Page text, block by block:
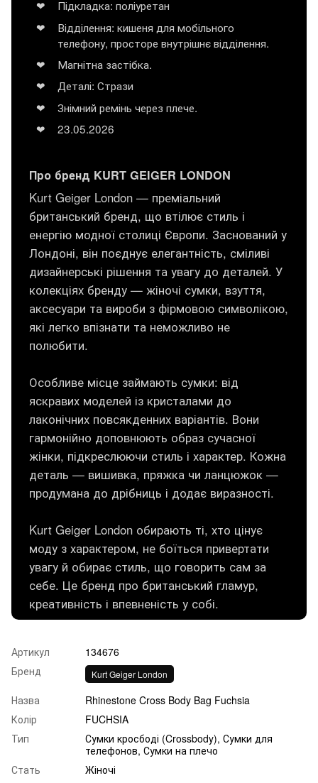
Підкладка: поліуретан
Відділення: кишеня для мобільного
телефону, просторе внутрішнє відділення.
Магнітна застібка.
Деталі: Стрази
Знімний ремінь через плече.
23.05.2026
Про бренд KURT GEIGER LONDON
Kurt Geiger London — преміальний
британський бренд, що втілює стиль і
енергію модної столиці Європи. Заснований у
Лондоні, він поєднує елегантність, сміливі
дизайнерські рішення та увагу до деталей. У
колекціях бренду — жіночі сумки, взуття,
аксесуари та вироби з фірмовою символікою,
які легко впізнати та неможливо не
полюбити.
Особливе місце займають сумки: від
яскравих моделей із кристалами до
лаконічних повсякденних варіантів. Вони
гармонійно доповнюють образ сучасної
жінки, підкреслюючи стиль і характер. Кожна
деталь — вишивка, пряжка чи ланцюжок —
продумана до дрібниць і додає виразності.
Kurt Geiger London обирають ті, хто цінує
моду з характером, не боїться привертати
увагу й обирає стиль, що говорить сам за
себе. Це бренд про британський гламур,
креативність і впевненість у собі.
Артикул
134676
Бренд
Kurt Geiger London
Назва
Rhinestone Cross Body Bag Fuchsia
Колір
FUCHSIA
Тип
Сумки кросбоді (Crossbody), Сумки для
телефонов, Сумки на плечо
Стать
Жіночі